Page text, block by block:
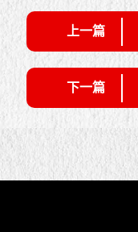
上一篇
下一篇